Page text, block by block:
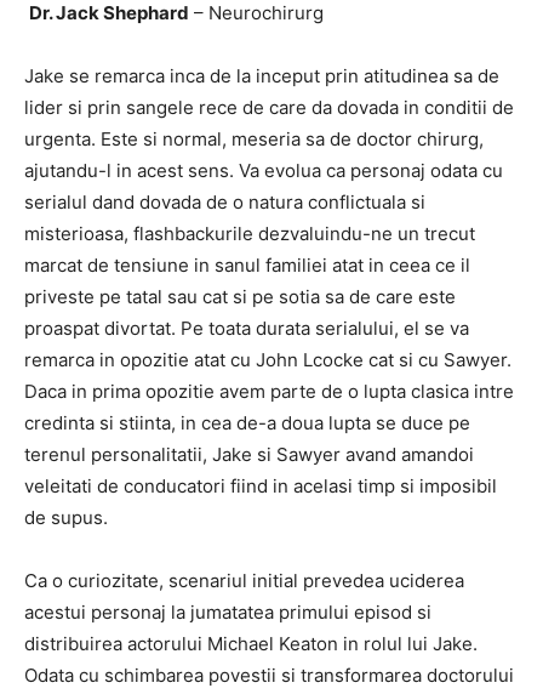
Dr. Jack Shephard – Neurochirurg
Jake se remarca inca de la inceput prin atitudinea sa de
lider si prin sangele rece de care da dovada in conditii de
urgenta. Este si normal, meseria sa de doctor chirurg,
ajutandu-l in acest sens. Va evolua ca personaj odata cu
serialul dand dovada de o natura conflictuala si
misterioasa, flashbackurile dezvaluindu-ne un trecut
marcat de tensiune in sanul familiei atat in ceea ce il
priveste pe tatal sau cat si pe sotia sa de care este
proaspat divortat. Pe toata durata serialului, el se va
remarca in opozitie atat cu John Lcocke cat si cu Sawyer.
Daca in prima opozitie avem parte de o lupta clasica intre
credinta si stiinta, in cea de-a doua lupta se duce pe
terenul personalitatii, Jake si Sawyer avand amandoi
veleitati de conducatori fiind in acelasi timp si imposibil
de supus.
Ca o curiozitate, scenariul initial prevedea uciderea
acestui personaj la jumatatea primului episod si
distribuirea actorului Michael Keaton in rolul lui Jake.
Odata cu schimbarea povestii si transformarea doctorului